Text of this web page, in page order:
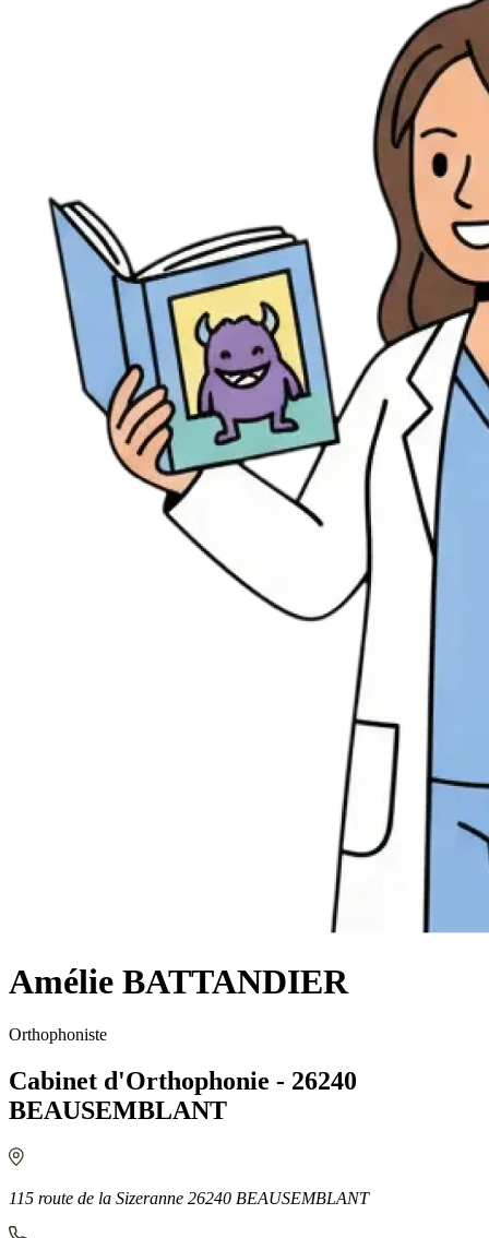
Amélie BATTANDIER
Orthophoniste
Cabinet d'Orthophonie - 26240
BEAUSEMBLANT
115 route de la Sizeranne 26240 BEAUSEMBLANT